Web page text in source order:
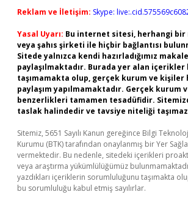
Reklam ve İletişim: Skype:
Yasal Uyarı: Bu internet sitesi, herhangi bir
veya şahıs şirketi ile hiçbir bağlantısı
Sitede yalnızca kendi hazırladığımız
paylaşılmaktadır. Burada yer alan
taşımamakta olup, gerçek kurum ve kişiler
paylaşım yapılmamaktadır. Gerçek kurum
benzerlikleri tamamen tesadüfidir.
taslak halindedir ve tavsiye niteliği
Sitemiz, 5651 Sayılı Kanun gereğince Bilgi
Kurumu (BTK) tarafından onaylanmış bir Yer
vermektedir. Bu nedenle, sitedeki içerikleri
veya araştırma yükümlülüğümüz
yazdıkları içeriklerin sorumluluğunu taşımakta
bu sorumluluğu kabul etmiş sayılırlar.